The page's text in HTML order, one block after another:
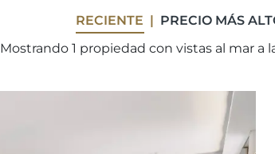
RECIENTE PRECIO MÁS
Mostrando 1 propiedad con vistas al mar a